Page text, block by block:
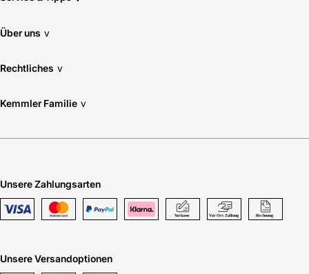
Über uns v
Rechtliches v
Kemmler Familie v
Unsere Zahlungsarten
Unsere Versandoptionen